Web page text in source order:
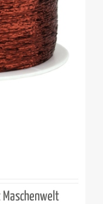
Maschenwelt